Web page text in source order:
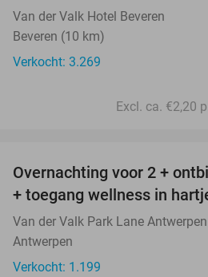
Van der Valk Hotel Beveren
Beveren (10 km)
Verkocht: 3.269
Excl. ca. €2,20
Overnachting voor 2 +
+ toegang wellness in
Van der Valk Park Lane Antwerpen
Antwerpen
Verkocht: 1.199